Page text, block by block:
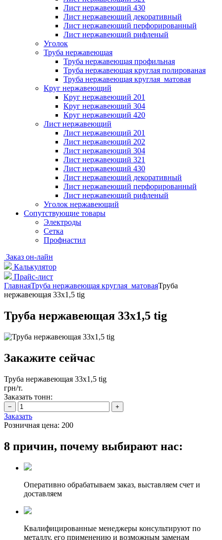
Лист нержавеющий 430
Лист нержавеющий декоративный
Лист нержавеющий перфорированный
Лист нержавеющий рифленый
Уголок
Труба нержавеющая
Труба нержавеющая профильная
Труба нержавеющая круглая полированая
Труба нержавеющая круглая матовая
Круг нержавеющий
Круг нержавеющий 201
Круг нержавеющий 304
Круг нержавеющий 420
Лист нержавеющий
Лист нержавеющий 201
Лист нержавеющий 202
Лист нержавеющий 304
Лист нержавеющий 321
Лист нержавеющий 430
Лист нержавеющий декоративный
Лист нержавеющий перфорированный
Лист нержавеющий рифленый
Уголок нержавеющий
Cопутствующие товары
Электроды
Сетка
Профнастил
Заказ он-лайн
Калькулятор
Прайс-лист
ГлавнаяТруба нержавеющая круглая матоваяТруба
нержавеющая 33х1,5 tig
Труба нержавеющая 33х1,5 tig
Закажите сейчас
Труба нержавеющая 33х1,5 tig
грн/т.
Заказать тонн:
Заказать
Розничная цена: 200
8 причин, почему выбирают нас:
Оперативно обрабатываем заказ, выставляем счет и
доставляем
Квалифицированные менеджеры консультируют по
металлу, его применению и возможным заменам